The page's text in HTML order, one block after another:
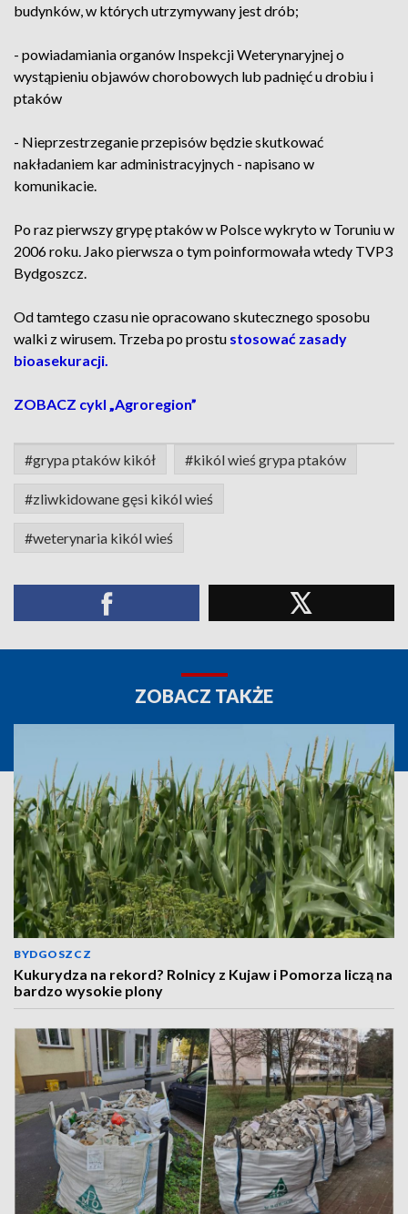
budynków, w których utrzymywany jest drób;
- powiadamiania organów Inspekcji Weterynaryjnej o
wystąpieniu objawów chorobowych lub padnięć u drobiu i
ptaków
- Nieprzestrzeganie przepisów będzie skutkować
nakładaniem kar administracyjnych - napisano w
komunikacie.
Po raz pierwszy grypę ptaków w Polsce wykryto w Toruniu w
2006 roku. Jako pierwsza o tym poinformowała wtedy TVP3
Bydgoszcz.
Od tamtego czasu nie opracowano skutecznego sposobu
walki z wirusem. Trzeba po prostu stosować zasady
bioasekuracji.
ZOBACZ cykl „Agroregion”
#grypa ptaków kikół #kikól wieś grypa ptaków
#zliwkidowane gęsi kikól wieś
#weterynaria kikól wieś
ZOBACZ TAKŻE
BYDGOSZCZ
Kukurydza na rekord? Rolnicy z Kujaw i Pomorza liczą na
bardzo wysokie plony